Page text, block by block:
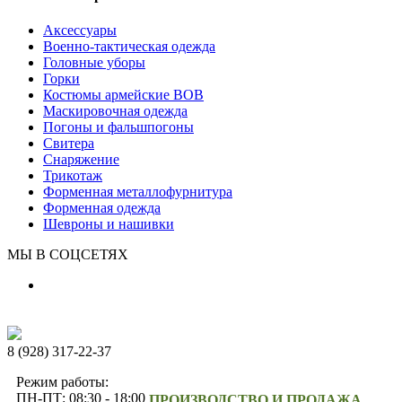
Аксессуары
Военно-тактическая одежда
Головные уборы
Горки
Костюмы армейские ВОВ
Маскировочная одежда
Погоны и фальшпогоны
Свитера
Снаряжение
Трикотаж
Форменная металлофурнитура
Форменная одежда
Шевроны и нашивки
МЫ В СОЦСЕТЯХ
8 (928) 317-22-37
Режим работы:
ПН-ПТ: 08:30 - 18:00